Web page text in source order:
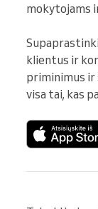
mokytojams
klientus ir
priminimus
visa tai, kas